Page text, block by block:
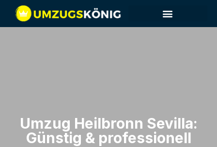
Umzug Heilbronn​ Sevilla:
Günstig & professionell​